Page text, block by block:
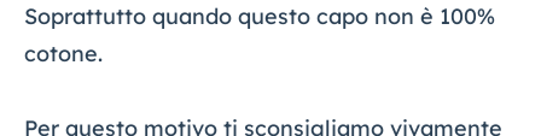
Soprattutto quando questo capo non è 100%
cotone.
Per questo motivo ti sconsigliamo vivamente